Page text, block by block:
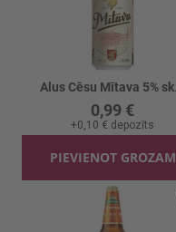
0,99 €
+0,10 € depozīts
PIEVIENOT GROZAM